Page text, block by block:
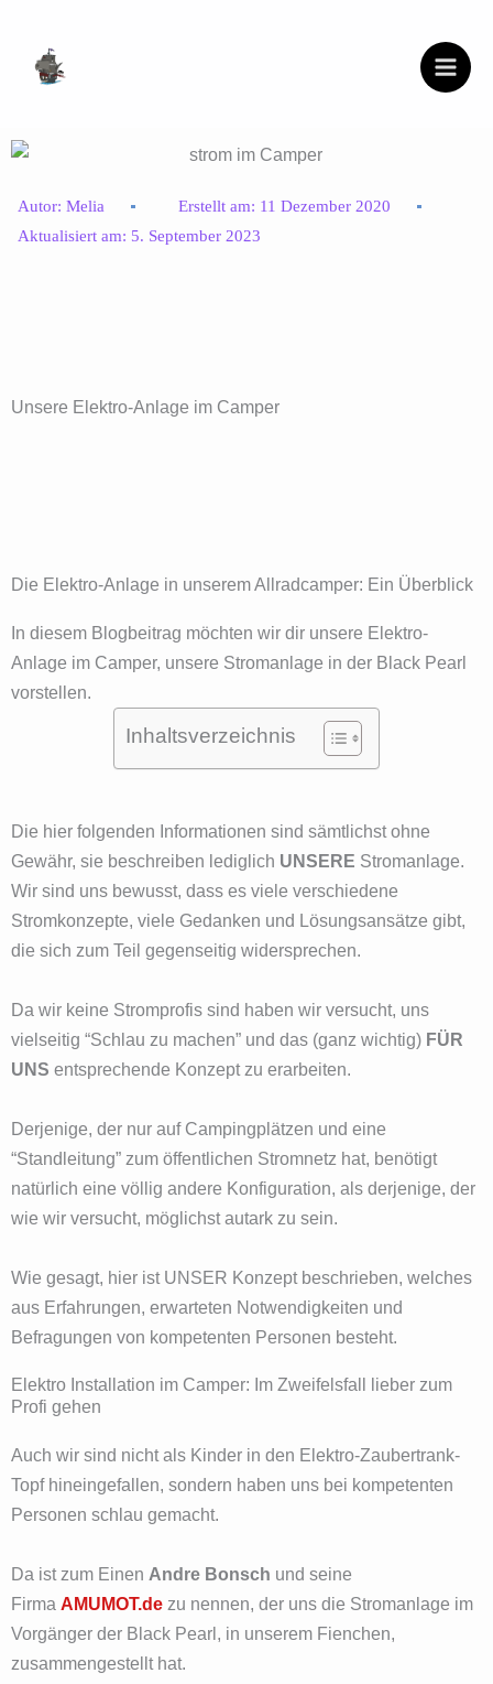
springen
Autor: Melia Erstellt am: 11 Dezember 2020
Aktualisiert am: 5. September 2023
Unsere Elektro-Anlage im Camper
Die Elektro-Anlage in unserem Allradcamper: Ein Überblick
In diesem Blogbeitrag möchten wir dir unsere Elektro-
Anlage im Camper, unsere Stromanlage in der Black Pearl
vorstellen.
Inhaltsverzeichnis
Die hier folgenden Informationen sind sämtlichst ohne
Gewähr, sie beschreiben lediglich UNSERE Stromanlage.
Wir sind uns bewusst, dass es viele verschiedene
Stromkonzepte, viele Gedanken und Lösungsansätze gibt,
die sich zum Teil gegenseitig widersprechen.
Da wir keine Stromprofis sind haben wir versucht, uns
vielseitig “Schlau zu machen” und das (ganz wichtig) FÜR
UNS entsprechende Konzept zu erarbeiten.
Derjenige, der nur auf Campingplätzen und eine
“Standleitung” zum öffentlichen Stromnetz hat, benötigt
natürlich eine völlig andere Konfiguration, als derjenige, der
wie wir versucht, möglichst autark zu sein.
Wie gesagt, hier ist UNSER Konzept beschrieben, welches
aus Erfahrungen, erwarteten Notwendigkeiten und
Befragungen von kompetenten Personen besteht.
Elektro Installation im Camper: Im Zweifelsfall lieber zum
Profi gehen
Auch wir sind nicht als Kinder in den Elektro-Zaubertrank-
Topf hineingefallen, sondern haben uns bei kompetenten
Personen schlau gemacht.
Da ist zum Einen Andre Bonsch und seine
Firma AMUMOT.de zu nennen, der uns die Stromanlage im
Vorgänger der Black Pearl, in unserem Fienchen,
zusammengestellt hat.